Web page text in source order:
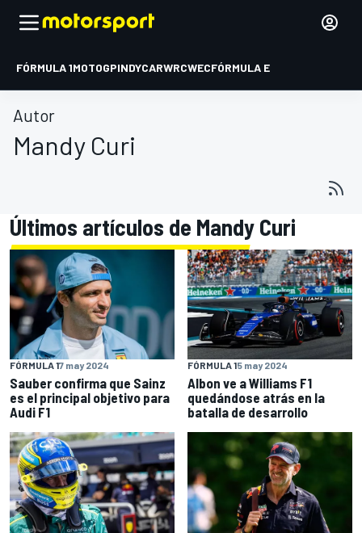
FÓRMULA 1MOTOGPINDYCARWRCWECFÓRMULA E
Autor
Mandy Curi
Últimos artículos de Mandy Curi
FÓRMULA 17 may 2024
Sauber confirma que Sainz
es el principal objetivo para
Audi F1
FÓRMULA 15 may 2024
Albon ve a Williams F1
quedándose atrás en la
batalla de desarrollo